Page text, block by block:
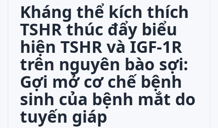
Kháng thể kích thích
TSHR thúc đẩy biểu
hiện TSHR và IGF-1R
trên nguyên bào sợi:
Gợi mở cơ chế bệnh
sinh của bệnh mắt do
tuyến giáp